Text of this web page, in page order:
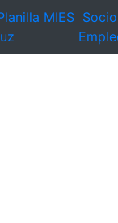
MIES Socio